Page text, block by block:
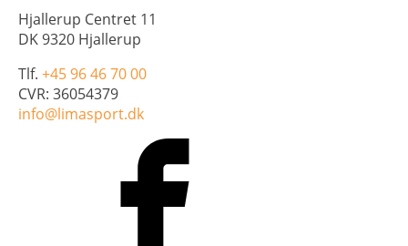
Hjallerup Centret 11
DK 9320 Hjallerup
Tlf. +45 96 46 70 00
CVR: 36054379
info@limasport.dk